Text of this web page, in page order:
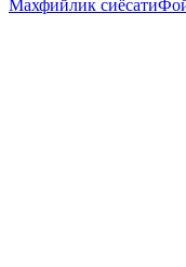
Махфийлик сиёсати